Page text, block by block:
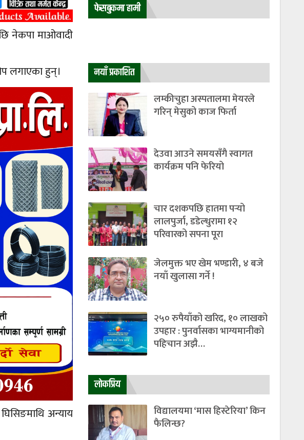
नेकपा माओवादी
लगाएका हुन्।
अन्याय
फेसबुकमा हामी
नयाँ प्रकाशित
लम्कीचुहा अस्पतालमा मेयरले
गरिन् मेसुको काज फिर्ता
देउवा आउने समयसँगै स्वागत
कार्यक्रम पनि फेरियो
चार दशकपछि हातमा पर्‍यो
लालपुर्जा, डडेल्धुरामा १२
परिवारको सपना पूरा
जेलमुक्त भए खेम भण्डारी, ४ बजे
नयाँ खुलासा गर्ने !
२५० रुपैयाँको खरिद, १० लाखको
उपहार : पुनर्वासका भाग्यमानीको
पहिचान अझै…
लाेकप्रिय
विद्यालयमा ‘मास हिस्टेरिया’ किन
फैलिन्छ?